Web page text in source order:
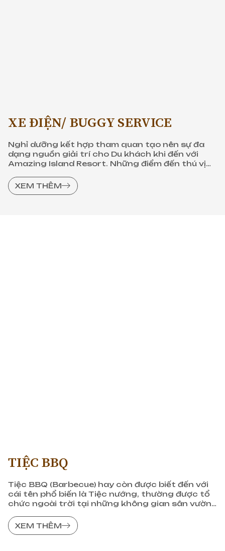
XE ĐIỆN/ BUGGY SERVICE
Nghỉ dưỡng kết hợp tham quan tạo nên sự đa
dạng nguồn giải trí cho Du khách khi đến với
Amazing Island Resort. Những điểm đến thú vị
trọn vẹn.
XEM THÊM
TIỆC BBQ
Tiệc BBQ (Barbecue) hay còn được biết đến với
cái tên phổ biến là Tiệc nướng, thường được tổ
chức ngoài trời tại những không gian sân vườn
trời được rất nhiều người yêu thích và chọn lựa
cho những buổi bonding.
XEM THÊM